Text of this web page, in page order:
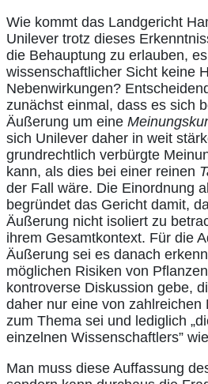
Wie kommt das Landgericht
Unilever trotz dieses
die Behauptung zu erlauben,
wissenschaftlicher Sicht keine
Nebenwirkungen?
zunächst einmal, dass es sich
Äußerung um eine
sich Unilever daher in weit
grundrechtlich verbürgte
kann, als dies bei einer reinen
der Fall wäre. Die Einordnung
begründet das Gericht damit,
Äußerung nicht isoliert zu
ihrem Gesamtkontext. Für die
Äußerung sei es danach
möglichen Risiken von
kontroverse Diskussion gebe,
daher nur eine von zahlreichen
zum Thema sei und lediglich
einzelnen Wissenschaftlers”
Man muss diese Auffassung